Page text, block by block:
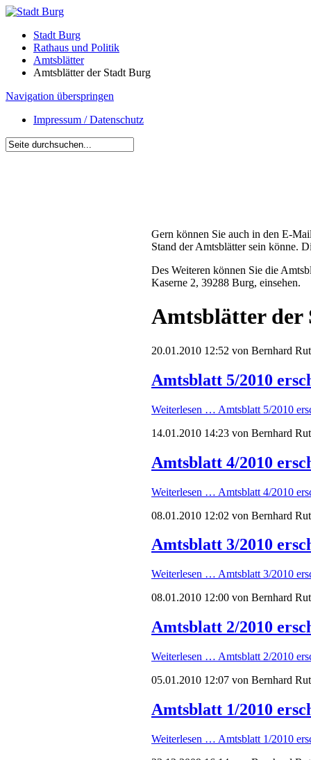
Stadt Burg
Rathaus und Politik
Amtsblätter
Amtsblätter der Stadt Burg
Navigation überspringen
Impressum / Datenschutz
Gern können Sie auch in den E-
Stand der Amtsblätter sein könne.
Des Weiteren können Sie die
Kaserne 2, 39288 Burg, einsehen.
Amtsblätter der
20.01.2010 12:52 von Bernhard
Amtsblatt 5/2010
Weiterlesen … Amtsblatt 5/2010
14.01.2010 14:23 von Bernhard
Amtsblatt 4/2010
Weiterlesen … Amtsblatt 4/2010
08.01.2010 12:02 von Bernhard
Amtsblatt 3/2010
Weiterlesen … Amtsblatt 3/2010
08.01.2010 12:00 von Bernhard
Amtsblatt 2/2010
Weiterlesen … Amtsblatt 2/2010
05.01.2010 12:07 von Bernhard
Amtsblatt 1/2010
Weiterlesen … Amtsblatt 1/2010